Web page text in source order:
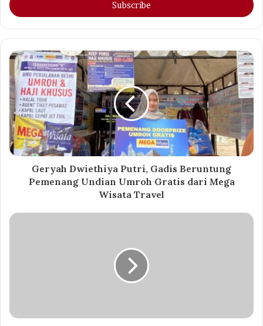
address
Geryah Dwiethiya Putri, Gadis Beruntung
Pemenang Undian Umroh Gratis dari Mega
Wisata Travel